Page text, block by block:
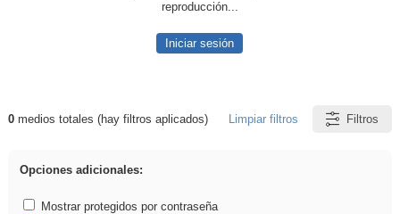
reproducción...
Iniciar sesión
Resultados de: Oratoria
0medios totales (hay filtros aplicados) Limpiar filtros Filtros
Opciones adicionales:
Mostrar protegidos por contraseña